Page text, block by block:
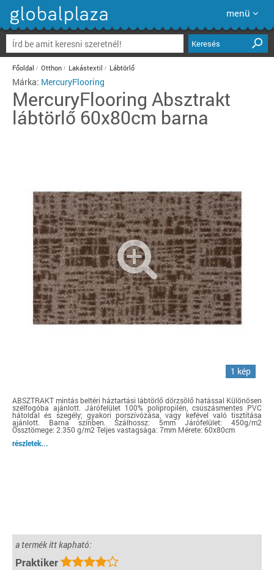
menü
Keresés
Főoldal Otthon Lakástextil Lábtörlő
Márka: MercuryFlooring
MercuryFlooring Absztrakt
lábtörlő 60x80cm barna
1 kép
ABSZTRAKT mintás beltéri háztartási lábtörlő dörzsölő hatással Különösen
szélfogóba ajánlott. Járófelület 100% polipropilén, csúszásmentes PVC
hátoldal és szegély; gyakori porszívózása, vagy kefével való tisztítása
ajánlott. Barna színben. Szálhossz: 5mm Járófelület: 450g/m2
Össztömege: 2.350 g/m2 Teljes vastagsága: 7mm Mérete: 60x80cm
részletek...
a termék itt kapható:
Praktiker